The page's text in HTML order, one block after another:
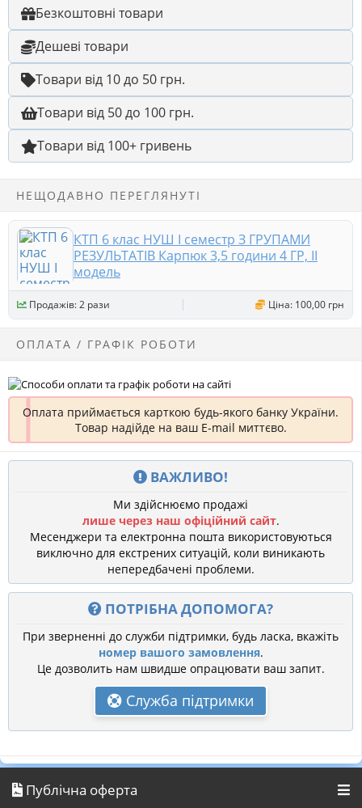
Безкоштовні товари
Дешеві товари
Товари від 10 до 50 грн.
Товари від 50 до 100 грн.
Товари від 100+ гривень
НЕЩОДАВНО ПЕРЕГЛЯНУТІ
КТП 6 клас НУШ І семестр З ГРУПАМИ
РЕЗУЛЬТАТІВ Карпюк 3,5 години 4 ГР, ІІ
модель
Продажів: 2 рази Ціна: 100,00 грн
ОПЛАТА / ГРАФІК РОБОТИ
Оплата приймається карткою будь-якого банку України.
Товар надійде на ваш E-mail миттєво.
ВАЖЛИВО!
Ми здійснюємо продажі
лише через наш офіційний сайт.
Месенджери та електронна пошта використовуються
виключно для екстрених ситуацій, коли виникають
непередбачені проблеми.
ПОТРІБНА ДОПОМОГА?
При зверненні до служби підтримки, будь ласка, вкажіть
номер вашого замовлення.
Це дозволить нам швидше опрацювати ваш запит.
Служба підтримки
Публічна оферта